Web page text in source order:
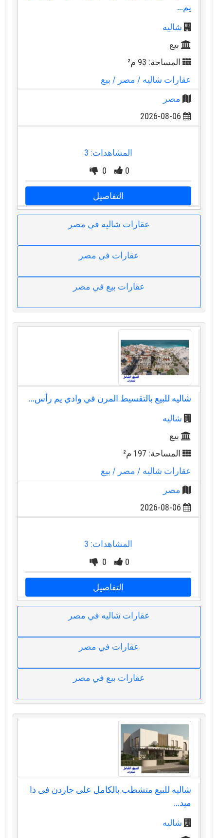
يم...
شاليه
بيع
المساحة: 93 م²
عقارات شاليه/ مصر / بيع
مصر
2026-08-06
المشاهدات: 3
0
0
التفاصيل
عقارات شاليه في مصر
عقارات في مصر
عقارات بيع في مصر
شاليه للبيع بالتقسيط المرن في وادي يم رأس...
شاليه
بيع
المساحة: 197 م²
عقارات شاليه/ مصر / بيع
مصر
2026-08-06
المشاهدات: 3
0
0
التفاصيل
عقارات شاليه في مصر
عقارات في مصر
عقارات بيع في مصر
شاليه للبيع متشطب بالكامل على جاردن فى ذا
ميد...
شاليه